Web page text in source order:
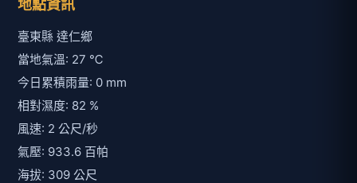
臺東縣 達仁鄉
當地氣溫: 27 ℃
今日累積雨量: 0 mm
相對濕度: 82 %
風速: 2 公尺/秒
氣壓: 933.6 百帕
海拔: 309 公尺